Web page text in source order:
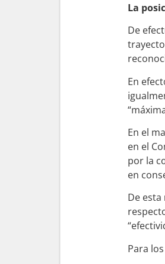
La
De
En
En el
en el
por la
en
De
Para